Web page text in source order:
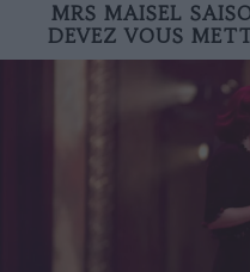
MRS MAISEL
DEVEZ VOUS